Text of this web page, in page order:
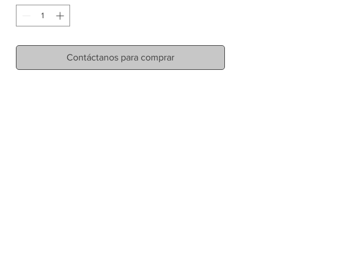
Contáctanos para comprar